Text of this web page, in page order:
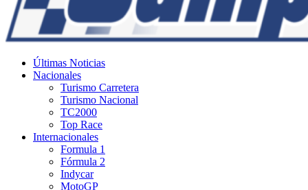
Últimas Noticias
Nacionales
Turismo Carretera
Turismo Nacional
TC2000
Top Race
Internacionales
Formula 1
Fórmula 2
Indycar
MotoGP